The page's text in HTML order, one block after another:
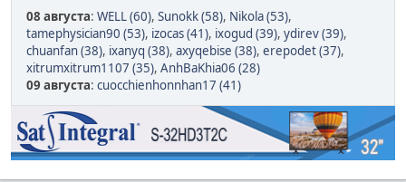
08 августа: WELL (60), Sunokk (58), Nikola (53),
tamephysician90 (53), izocas (41), ixogud (39), ydirev (39),
chuanfan (38), ixanyq (38), axyqebise (38), erepodet (37),
xitrumxitrum1107 (35), AnhBaKhia06 (28)
09 августа: cuocchienhonnhan17 (41)